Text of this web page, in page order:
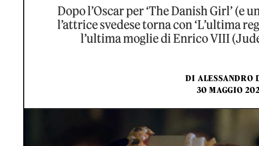
Dopo l’Oscar per ‘The Danish Girl’
l’attrice svedese torna con ‘L’ultima
l’ultima moglie di Enrico VIII
DI ALESSANDRO
30 MAGGIO